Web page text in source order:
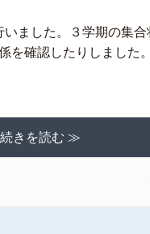
ました。３学期の集合
を確認したりしました
続きを読む ≫